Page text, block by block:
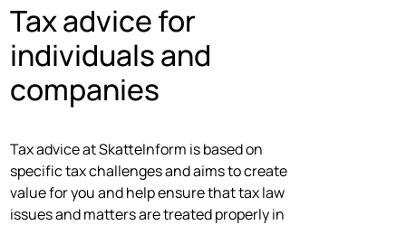
Tax advice for
individuals and
companies
Tax advice at SkatteInform is based on
specific tax challenges and aims to create
value for you and help ensure that tax law
issues and matters are treated properly in